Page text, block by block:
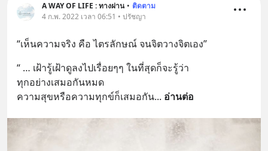
A WAY OF LIFE : ทางผ่าน • ติดตาม
4 ก.พ. 2022 เวลา 06:51 • ปรัชญา
“เห็นความจริง คือ ไตรลักษณ์ จนจิตวางจิตเอง”
“ … เฝ้ารู้เฝ้าดูลงไปเรื่อยๆๆ ในที่สุดก็จะรู้ว่า
ทุกอย่างเสมอกันหมด
ความสุขหรือความทุกข์ก็เสมอกัน... อ่านต่อ